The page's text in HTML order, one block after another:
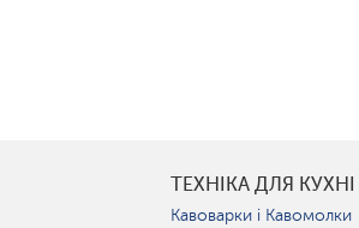
ТЕХНІКА ДЛЯ КУХНІ
Кавоварки і Кавомолки